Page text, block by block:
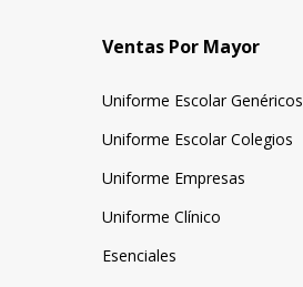
Ventas Por Mayor
Uniforme Escolar Genéricos
Uniforme Escolar Colegios
Uniforme Empresas
Uniforme Clínico
Esenciales